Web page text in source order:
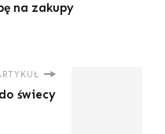
na zakupy
świecy